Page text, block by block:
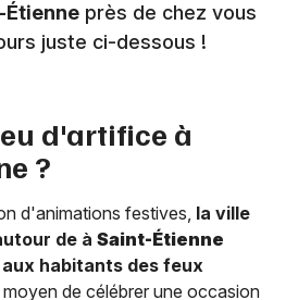
Étienne près de chez vous
juste ci-dessous !
d'artifice à
?
d'animations festives, la ville
de à Saint-Étienne
habitants des feux
de célébrer une occasion